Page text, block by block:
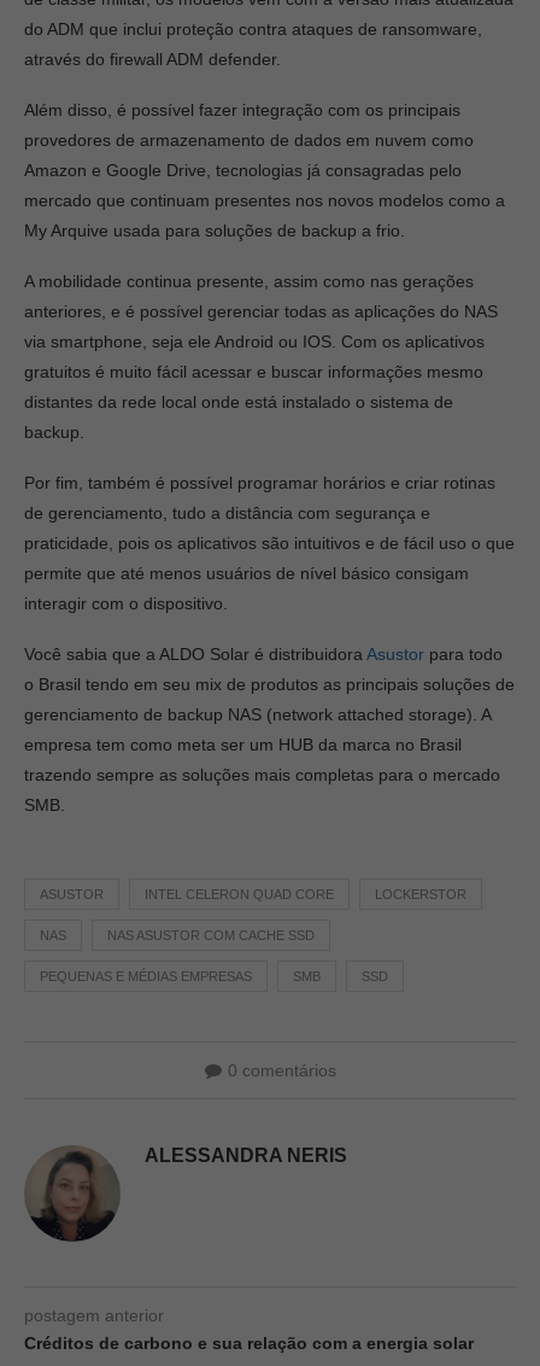
do ADM que inclui proteção contra ataques de ransomware,
através do firewall ADM defender.
Além disso, é possível fazer integração com os principais
provedores de armazenamento de dados em nuvem como
Amazon e Google Drive, tecnologias já consagradas pelo
mercado que continuam presentes nos novos modelos como a
My Arquive usada para soluções de backup a frio.
A mobilidade continua presente, assim como nas gerações
anteriores, e é possível gerenciar todas as aplicações do NAS
via smartphone, seja ele Android ou IOS. Com os aplicativos
gratuitos é muito fácil acessar e buscar informações mesmo
distantes da rede local onde está instalado o sistema de
backup.
Por fim, também é possível programar horários e criar rotinas
de gerenciamento, tudo a distância com segurança e
praticidade, pois os aplicativos são intuitivos e de fácil uso o que
permite que até menos usuários de nível básico consigam
interagir com o dispositivo.
Você sabia que a ALDO Solar é distribuidora Asustor para todo
o Brasil tendo em seu mix de produtos as principais soluções de
gerenciamento de backup NAS (network attached storage). A
empresa tem como meta ser um HUB da marca no Brasil
trazendo sempre as soluções mais completas para o mercado
SMB.
ASUSTOR INTEL CELERON QUAD CORE LOCKERSTOR
NAS NAS ASUSTOR COM CACHE SSD
PEQUENAS E MÉDIAS EMPRESAS SMB SSD
0 comentários
ALESSANDRA NERIS
postagem anterior
Créditos de carbono e sua relação com a energia solar